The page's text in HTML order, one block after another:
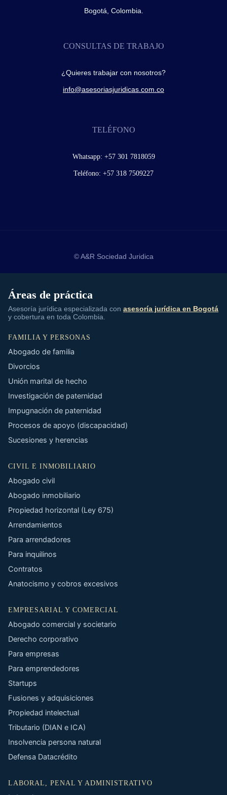
Bogotá, Colombia.
CONSULTAS DE TRABAJO
¿Quieres trabajar con nosotros?
info@asesoriasjuridicas.com.co
TELÉFONO
Whatsapp: +57 301 7818059
Teléfono: +57 318 7509227
© A&R Sociedad Juridica
Áreas de práctica
Asesoría jurídica especializada con asesoría jurídica en Bogotá
y cobertura en toda Colombia.
FAMILIA Y PERSONAS
Abogado de familia
Divorcios
Unión marital de hecho
Investigación de paternidad
Impugnación de paternidad
Procesos de apoyo (discapacidad)
Sucesiones y herencias
CIVIL E INMOBILIARIO
Abogado civil
Abogado inmobiliario
Propiedad horizontal (Ley 675)
Arrendamientos
Para arrendadores
Para inquilinos
Contratos
Anatocismo y cobros excesivos
EMPRESARIAL Y COMERCIAL
Abogado comercial y societario
Derecho corporativo
Para empresas
Para emprendedores
Startups
Fusiones y adquisiciones
Propiedad intelectual
Tributario (DIAN e ICA)
Insolvencia persona natural
Defensa Datacrédito
LABORAL, PENAL Y ADMINISTRATIVO